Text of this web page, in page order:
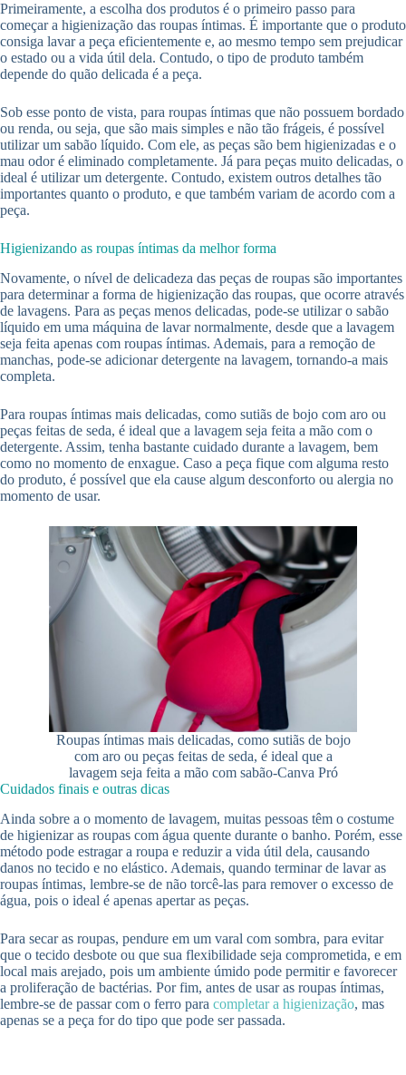
Primeiramente, a escolha dos produtos é o primeiro passo para
começar a higienização das roupas íntimas. É importante que o produto
consiga lavar a peça eficientemente e, ao mesmo tempo sem prejudicar
o estado ou a vida útil dela. Contudo, o tipo de produto também
depende do quão delicada é a peça.
Sob esse ponto de vista, para roupas íntimas que não possuem bordado
ou renda, ou seja, que são mais simples e não tão frágeis, é possível
utilizar um sabão líquido. Com ele, as peças são bem higienizadas e o
mau odor é eliminado completamente. Já para peças muito delicadas, o
ideal é utilizar um detergente. Contudo, existem outros detalhes tão
importantes quanto o produto, e que também variam de acordo com a
peça.
Higienizando as roupas íntimas da melhor forma
Novamente, o nível de delicadeza das peças de roupas são importantes
para determinar a forma de higienização das roupas, que ocorre através
de lavagens. Para as peças menos delicadas, pode-se utilizar o sabão
líquido em uma máquina de lavar normalmente, desde que a lavagem
seja feita apenas com roupas íntimas. Ademais, para a remoção de
manchas, pode-se adicionar detergente na lavagem, tornando-a mais
completa.
Para roupas íntimas mais delicadas, como sutiãs de bojo com aro ou
peças feitas de seda, é ideal que a lavagem seja feita a mão com o
detergente. Assim, tenha bastante cuidado durante a lavagem, bem
como no momento de enxague. Caso a peça fique com alguma resto
do produto, é possível que ela cause algum desconforto ou alergia no
momento de usar.
Roupas íntimas mais delicadas, como sutiãs de bojo
com aro ou peças feitas de seda, é ideal que a
lavagem seja feita a mão com sabão-Canva Pró
Cuidados finais e outras dicas
Ainda sobre a o momento de lavagem, muitas pessoas têm o costume
de higienizar as roupas com água quente durante o banho. Porém, esse
método pode estragar a roupa e reduzir a vida útil dela, causando
danos no tecido e no elástico. Ademais, quando terminar de lavar as
roupas íntimas, lembre-se de não torcê-las para remover o excesso de
água, pois o ideal é apenas apertar as peças.
Para secar as roupas, pendure em um varal com sombra, para evitar
que o tecido desbote ou que sua flexibilidade seja comprometida, e em
local mais arejado, pois um ambiente úmido pode permitir e favorecer
a proliferação de bactérias. Por fim, antes de usar as roupas íntimas,
lembre-se de passar com o ferro para completar a higienização, mas
apenas se a peça for do tipo que pode ser passada.